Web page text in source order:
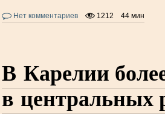
Нет комментариев 1212 44 мин
В Карелии
в центральных